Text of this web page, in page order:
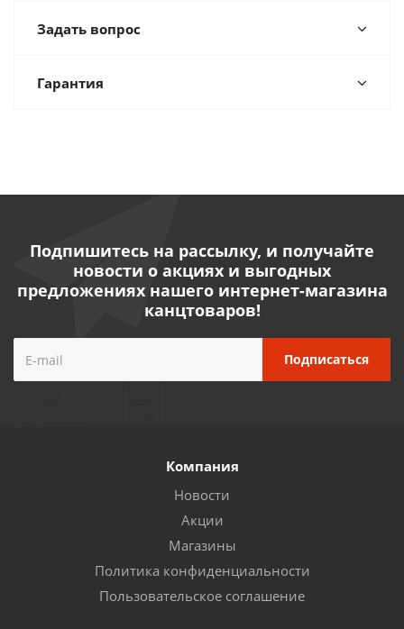
Задать вопрос
Гарантия
Подпишитесь на рассылку, и получайте
новости о акциях и выгодных
предложениях нашего интернет-магазина
канцтоваров!
Компания
Новости
Акции
Магазины
Политика конфиденциальности
Пользовательское соглашение